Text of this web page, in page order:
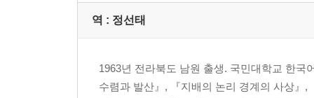
제7장 국민국가 형성과 사상연쇄의 행방 588
제1절 국민국가 형성에서 평준화·유동화·고유화
제3절 일본 한어의 유포와 정치문화의 변용 705
제8장 사상연쇄와 국제정치의 충격 772
역 : 정선태
1963년 전라북도 남원 출생. 국민대학교 한
수렴과 발산』, 『지배의 논리 경계의 사상』,